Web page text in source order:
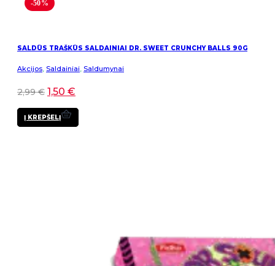
-50%
SALDŪS TRAŠKŪS SALDAINIAI DR. SWEET CRUNCHY BALLS 90G
Akcijos, Saldainiai, Saldumynai
2,99€ 1,50 €
Į KREPŠELĮ